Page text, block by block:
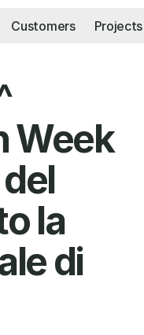
Customers Projects
Week
la
di